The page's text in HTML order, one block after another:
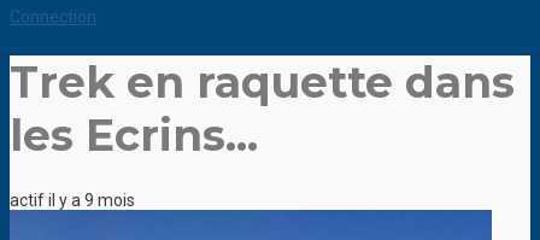
Connection
Trek en raquette dans
les Ecrins...
actif il y a 9 mois